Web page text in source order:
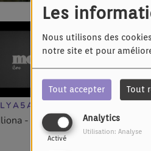
Les
Nous utilisons des
notre site et pour
Tout accepter Tout
Analytics
Activé
Utilisation: Analyse
Y A 5 ANS
- Moins joli
IL Y A 5